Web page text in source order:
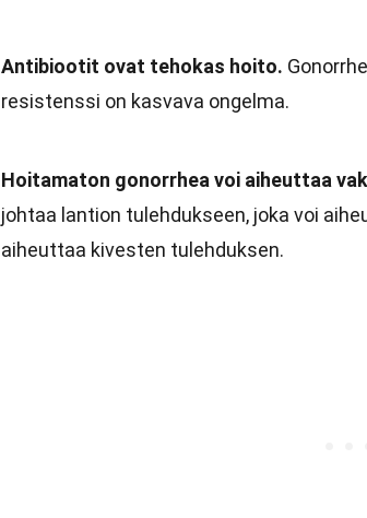
Antibiootit ovat tehokas hoito.
resistenssi on kasvava ongelma.
Hoitamaton gonorrhea voi aiheuttaa
johtaa lantion tulehdukseen, joka voi
aiheuttaa kivesten tulehduksen.